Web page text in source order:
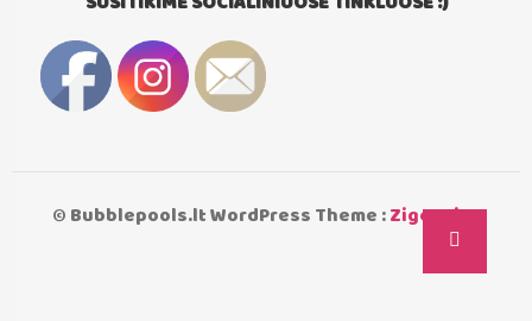
© Bubblepools.lt WordPress Theme :Zigcy Lite